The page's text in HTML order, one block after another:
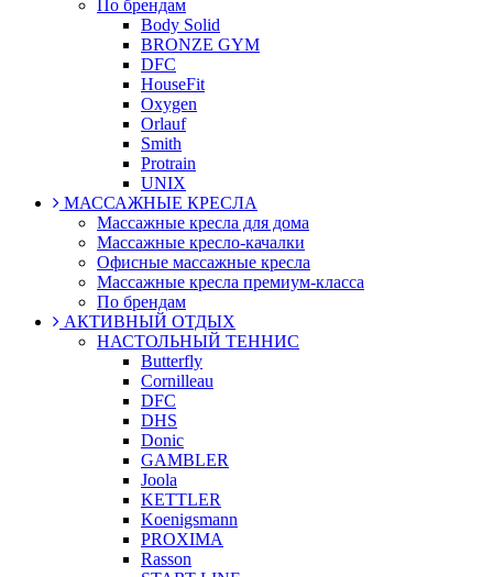
По брендам
Body Solid
BRONZE GYM
DFC
HouseFit
Oxygen
Orlauf
Smith
Protrain
UNIX
МАССАЖНЫЕ КРЕСЛА
Массажные кресла для дома
Массажные кресло-качалки
Офисные массажные кресла
Массажные кресла премиум-класса
По брендам
АКТИВНЫЙ ОТДЫХ
НАСТОЛЬНЫЙ ТЕННИС
Butterfly
Cornilleau
DFC
DHS
Donic
GAMBLER
Joola
KETTLER
Koenigsmann
PROXIMA
Rasson